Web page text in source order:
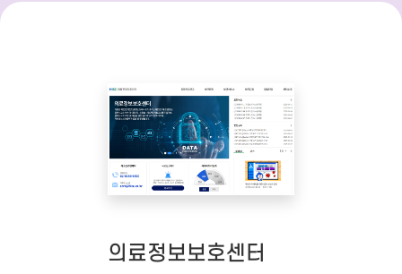
의료정보보호센터